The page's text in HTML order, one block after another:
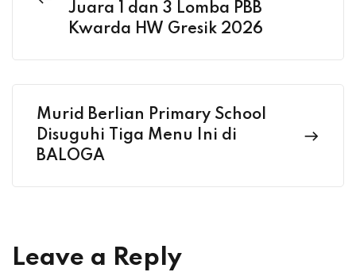
Juara 1 dan 3 Lomba PBB
Kwarda HW Gresik 2026
Murid Berlian Primary School
Disuguhi Tiga Menu Ini di
BALOGA
Leave a Reply